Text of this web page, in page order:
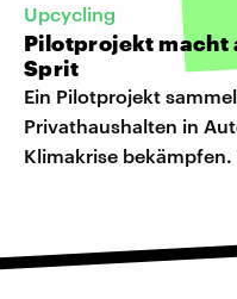
Upcycling
Pilotprojekt macht
Sprit
Ein Pilotprojekt
Privathaushalten in
Klimakrise